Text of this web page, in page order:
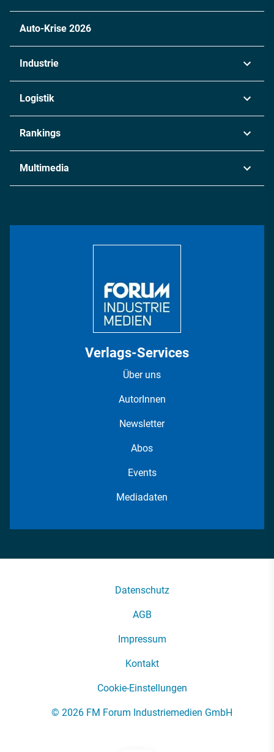
Auto-Krise 2026
Industrie
Chemie
Metall
Energie
Logistik
Rankings
Multimedia
Verlags-Services
Über uns
AutorInnen
Newsletter
Abos
Events
Mediadaten
Datenschutz
AGB
Impressum
Kontakt
Cookie-Einstellungen
© 2026 FM Forum Industriemedien GmbH